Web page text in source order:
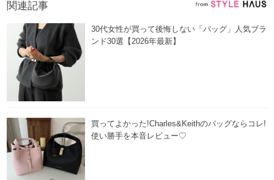
関連記事
30代女性が買って後悔しない「バッグ」人気ブラ
ンド30選【2026年最新】
買ってよかった!Charles&Keithのバッグならコレ!
使い勝手を本音レビュー♡